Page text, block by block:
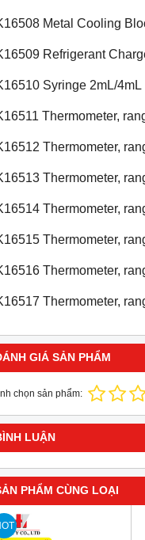
cất nước một lần 7.5L/giờ
DAIHAN DH.WatS8002
Hotline: 0986.817.366
Metal Cooling
Refrigerant
Syringe 2mL/4mL
Thermometer,
Thermometer,
Thermometer,
Thermometer,
Thermometer,
Thermometer,
Thermometer,
GIÁ SẢN PHẨM
chọn sản phẩm:
LUẬN
PHẨM CÙNG LOẠI